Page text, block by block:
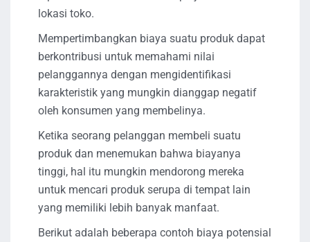
lokasi toko.
Mempertimbangkan biaya suatu produk dapat
berkontribusi untuk memahami nilai
pelanggannya dengan mengidentifikasi
karakteristik yang mungkin dianggap negatif
oleh konsumen yang membelinya.
Ketika seorang pelanggan membeli suatu
produk dan menemukan bahwa biayanya
tinggi, hal itu mungkin mendorong mereka
untuk mencari produk serupa di tempat lain
yang memiliki lebih banyak manfaat.
Berikut adalah beberapa contoh biaya potensial